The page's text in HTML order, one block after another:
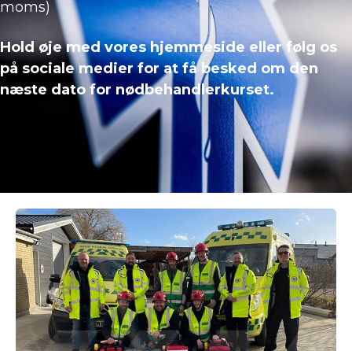
moms)
Hold øje med vores hjemmeside eller følg os
på sociale medier for at få besked om den
næste dato for nødbehandlerkurset.